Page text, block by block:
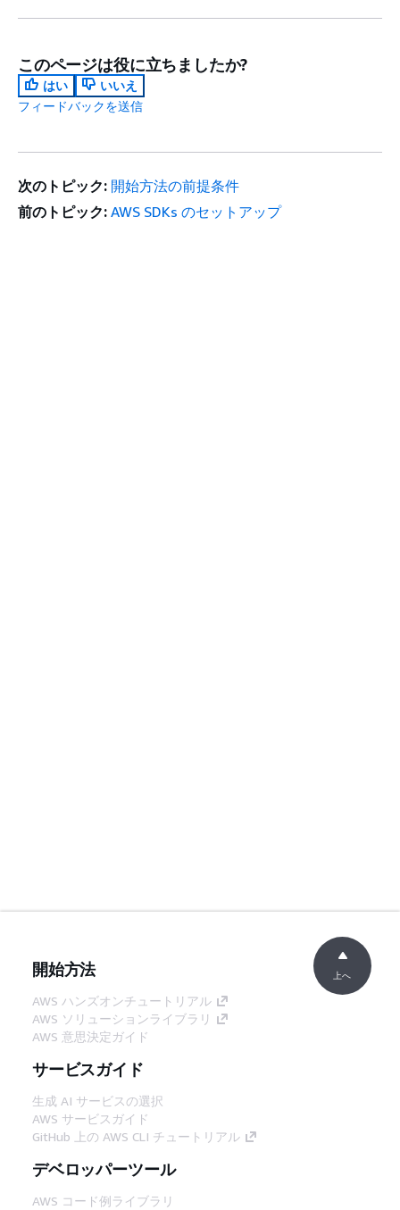
このページは役に立ちましたか?
はい
いいえ
フィードバックを送信
次のトピック: 開始方法の前提条件
前のトピック: AWS SDKs のセットアップ
開始方法
AWS ハンズオンチュートリアル
AWS ソリューションライブラリ
AWS 意思決定ガイド
サービスガイド
生成 AI サービスの選択
AWS サービスガイド
GitHub 上の AWS CLI チュートリアル
デベロッパーツール
AWS コード例ライブラリ
上へ